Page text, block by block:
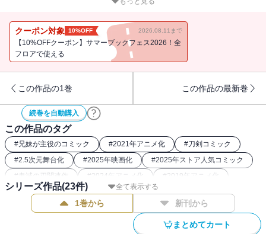
クーポン対象 10%OFF 2026.08.11まで
【10%OFFクーポン】サマーブックフェス2026！全
フロアで使える
この作品の1巻 この作品の最新巻
続巻を自動購入
この作品のタグ
#兄妹が主役のコミック #2021年アニメ化 #刀剣コミック
#2.5次元舞台化 #2025年映画化 #2025年ストア人気コミック
# 鬼滅の刃関連作 #2024年アニメ化 #2019年アニメ化
#ダークファンタジー漫画 #2023年アニメ化
大正浪漫コミック #鬼コミック
2020年映画化
全て表示する
シリーズ作品(23件)
1巻から 新刊から
まとめてカート